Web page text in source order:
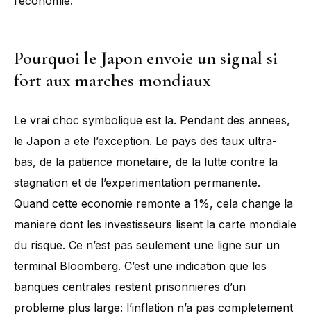
Pourquoi le Japon envoie un signal si
fort aux marches mondiaux
Le vrai choc symbolique est la. Pendant des annees,
le Japon a ete l’exception. Le pays des taux ultra-
bas, de la patience monetaire, de la lutte contre la
stagnation et de l’experimentation permanente.
Quand cette economie remonte a 1%, cela change la
maniere dont les investisseurs lisent la carte mondiale
du risque. Ce n’est pas seulement une ligne sur un
terminal Bloomberg. C’est une indication que les
banques centrales restent prisonnieres d’un
probleme plus large: l’inflation n’a pas completement